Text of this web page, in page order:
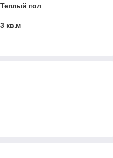
Теплый пол
3 кв.м